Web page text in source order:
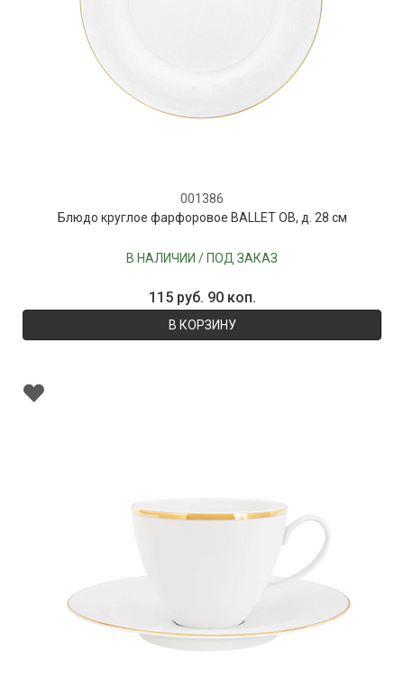
001386
Блюдо круглое фарфоровое BALLET OB, д. 28 см
В НАЛИЧИИ / ПОД ЗАКАЗ
115 руб. 90 коп.
В КОРЗИНУ